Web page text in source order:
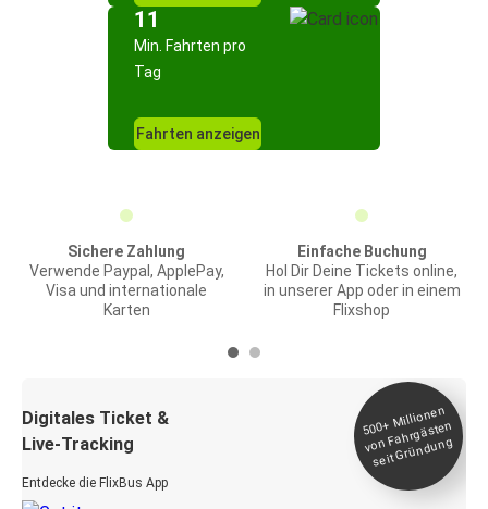
11
Min. Fahrten pro
Tag
Fahrten anzeigen
Sichere Zahlung
Verwende Paypal, ApplePay,
Visa und internationale
Karten
Einfache Buchung
Hol Dir Deine Tickets online,
in unserer App oder in einem
Flixshop
Digitales Ticket &
Live-Tracking
Entdecke die FlixBus App
500+
Millionen
von Fahrgästen
seit
Gründung